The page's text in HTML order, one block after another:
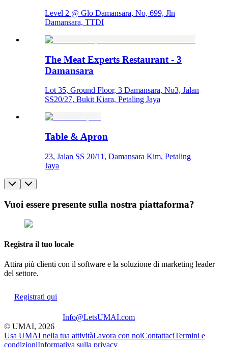
Level 2 @ Glo Damansara, No, 699, Jln
Damansara, TTDI
The Meat Experts Restaurant - 3
Damansara
Lot 35, Ground Floor, 3 Damansara, No3, Jalan
SS20/27, Bukit Kiara, Petaling Jaya
Table & Apron
23, Jalan SS 20/11, Damansara Kim, Petaling
Jaya
Vuoi essere presente sulla nostra piattaforma?
Registra il tuo locale
Attira più clienti con il software e la soluzione di marketing leader
del settore.
Registrati qui
Info@LetsUMAI.com
© UMAI, 2026
Usa UMAI nella tua attivitàLavora con noiContattaciTermini e
condizioniInformativa sulla privacy